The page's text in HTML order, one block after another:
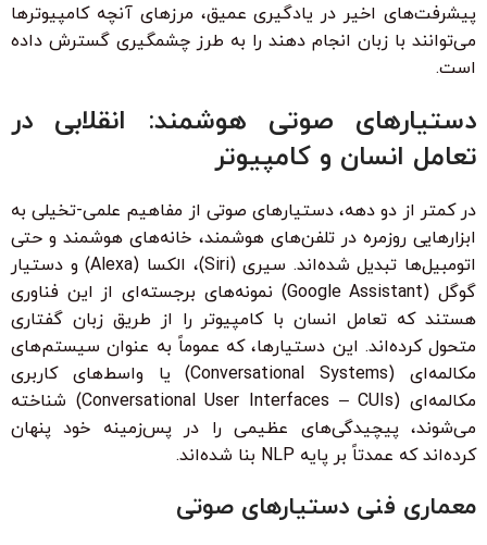
پیشرفت‌های اخیر در یادگیری عمیق، مرزهای آنچه کامپیوترها
می‌توانند با زبان انجام دهند را به طرز چشمگیری گسترش داده
است.
دستیارهای صوتی هوشمند: انقلابی در
تعامل انسان و کامپیوتر
در کمتر از دو دهه، دستیارهای صوتی از مفاهیم علمی-تخیلی به
ابزارهایی روزمره در تلفن‌های هوشمند، خانه‌های هوشمند و حتی
اتومبیل‌ها تبدیل شده‌اند. سیری (Siri)، الکسا (Alexa) و دستیار
گوگل (Google Assistant) نمونه‌های برجسته‌ای از این فناوری
هستند که تعامل انسان با کامپیوتر را از طریق زبان گفتاری
متحول کرده‌اند. این دستیارها، که عموماً به عنوان سیستم‌های
مکالمه‌ای (Conversational Systems) یا واسط‌های کاربری
مکالمه‌ای (Conversational User Interfaces – CUIs) شناخته
می‌شوند، پیچیدگی‌های عظیمی را در پس‌زمینه خود پنهان
کرده‌اند که عمدتاً بر پایه NLP بنا شده‌اند.
معماری فنی دستیارهای صوتی